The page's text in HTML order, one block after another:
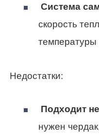
Система
скорость
температуры
Недостатки:
Подходит
нужен